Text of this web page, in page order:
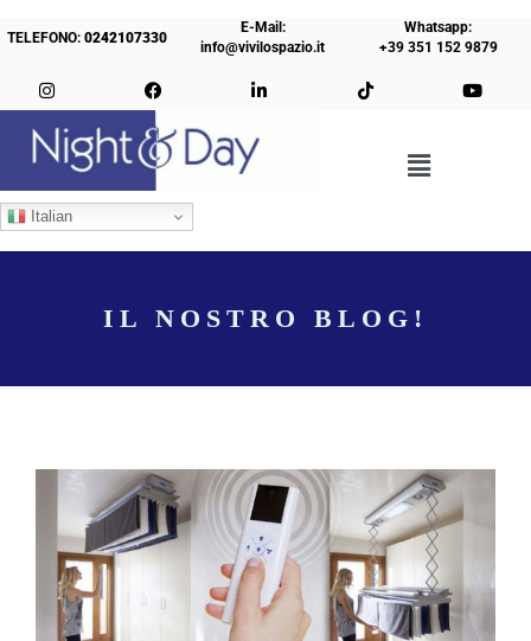
TELEFONO:0242107330
E-Mail:
info@vivilospazio.it
Whatsapp:
+39 351 152 9879
Italian
IL NOSTRO BLOG!